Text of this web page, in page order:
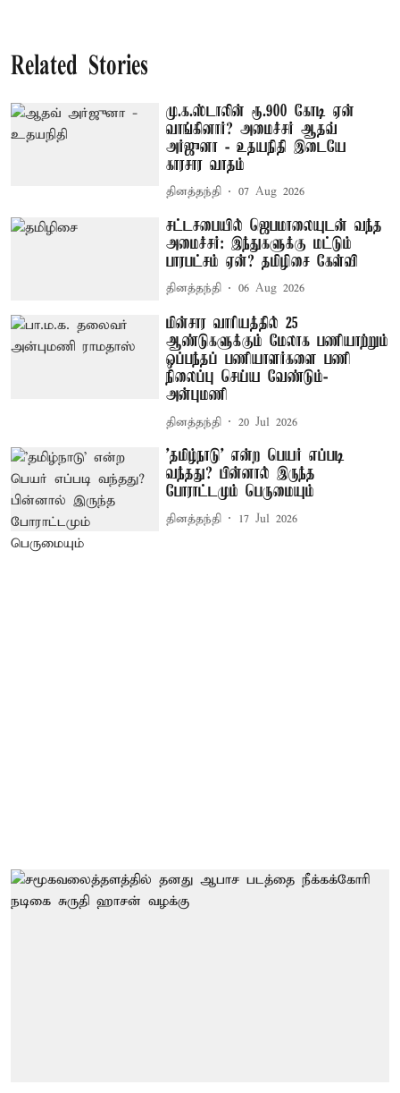
Related Stories
மு.க.ஸ்டாலின் ரூ.900 கோடி ஏன்
வாங்கினார்? அமைச்சர் ஆதவ்
அர்ஜுனா - உதயநிதி இடையே
காரசார வாதம்
தினத்தந்தி 07 Aug 2026
சட்டசபையில் ஜெபமாலையுடன் வந்த
அமைச்சர்: இந்துகளுக்கு மட்டும்
பாரபட்சம் ஏன்? தமிழிசை கேள்வி
தினத்தந்தி 06 Aug 2026
மின்சார வாரியத்தில் 25
ஆண்டுகளுக்கும் மேலாக பணியாற்றும்
ஒப்பந்தப் பணியாளர்களை பணி
நிலைப்பு செய்ய வேண்டும்-
அன்புமணி
தினத்தந்தி 20 Jul 2026
'தமிழ்நாடு' என்ற பெயர் எப்படி
வந்தது? பின்னால் இருந்த
போராட்டமும் பெருமையும்
தினத்தந்தி 17 Jul 2026